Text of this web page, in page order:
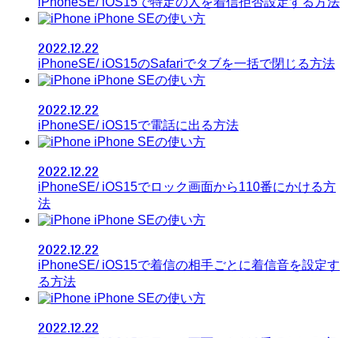
iPhone SEの使い方
2022.12.22
iPhoneSE/ iOS15のSafariでタブを一括で閉じる方法
iPhone SEの使い方
2022.12.22
iPhoneSE/ iOS15で電話に出る方法
iPhone SEの使い方
2022.12.22
iPhoneSE/ iOS15でロック画面から110番にかける方
法
iPhone SEの使い方
2022.12.22
iPhoneSE/ iOS15で着信の相手ごとに着信音を設定す
る方法
iPhone SEの使い方
2022.12.22